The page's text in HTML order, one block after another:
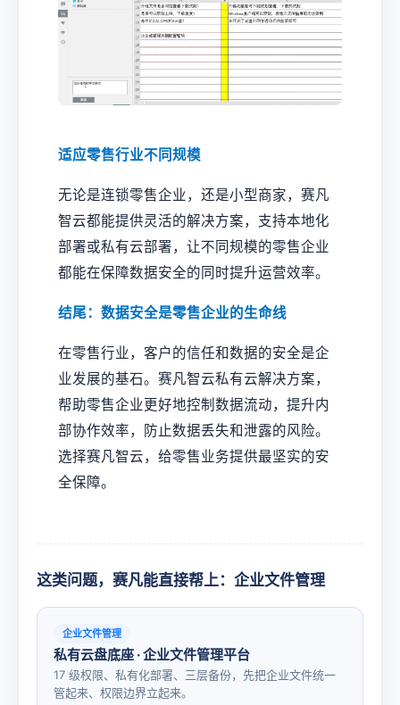
适应零售行业不同规模
无论是连锁零售企业，还是小型商家，赛凡
智云都能提供灵活的解决方案，支持本地化
部署或私有云部署，让不同规模的零售企业
都能在保障数据安全的同时提升运营效率。
结尾：数据安全是零售企业的生命线
在零售行业，客户的信任和数据的安全是企
业发展的基石。赛凡智云私有云解决方案，
帮助零售企业更好地控制数据流动，提升内
部协作效率，防止数据丢失和泄露的风险。
选择赛凡智云，给零售业务提供最坚实的安
全保障。
这类问题，赛凡能直接帮上：企业文件管理
企业文件管理
私有云盘底座 · 企业文件管理平台
17 级权限、私有化部署、三层备份，先把企业文件统一
管起来、权限边界立起来。